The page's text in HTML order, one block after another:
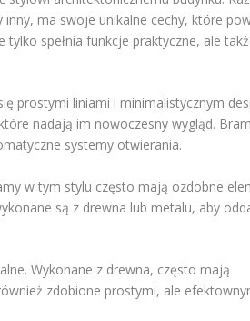
ma swoje unikalne cechy, które
spełnia funkcje praktyczne, ale
prostymi liniami i minimalistycznym
nadają im nowoczesny wygląd.
systemy otwierania.
w tym stylu często mają ozdobne
są z drewna lub metalu, aby
Wykonane z drewna, często mają
zdobione prostymi, ale